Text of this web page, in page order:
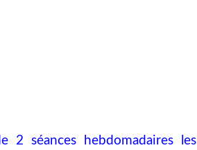
séances hebdomadaires les